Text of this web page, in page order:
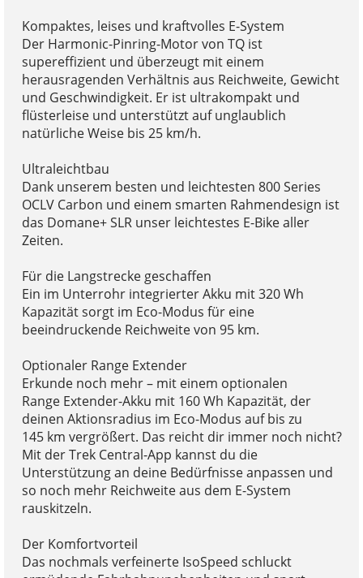
Kompaktes, leises und kraftvolles E-System
Der Harmonic-Pinring-Motor von TQ ist
supereffizient und überzeugt mit einem
herausragenden Verhältnis aus Reichweite, Gewicht
und Geschwindigkeit. Er ist ultrakompakt und
flüsterleise und unterstützt auf unglaublich
natürliche Weise bis 25 km/h.
Ultraleichtbau
Dank unserem besten und leichtesten 800 Series
OCLV Carbon und einem smarten Rahmendesign ist
das Domane+ SLR unser leichtestes E-Bike aller
Zeiten.
Für die Langstrecke geschaffen
Ein im Unterrohr integrierter Akku mit 320 Wh
Kapazität sorgt im Eco-Modus für eine
beeindruckende Reichweite von 95 km.
Optionaler Range Extender
Erkunde noch mehr – mit einem optionalen
Range Extender-Akku mit 160 Wh Kapazität, der
deinen Aktionsradius im Eco-Modus auf bis zu
145 km vergrößert. Das reicht dir immer noch nicht?
Mit der Trek Central-App kannst du die
Unterstützung an deine Bedürfnisse anpassen und
so noch mehr Reichweite aus dem E-System
rauskitzeln.
Der Komfortvorteil
Das nochmals verfeinerte IsoSpeed schluckt